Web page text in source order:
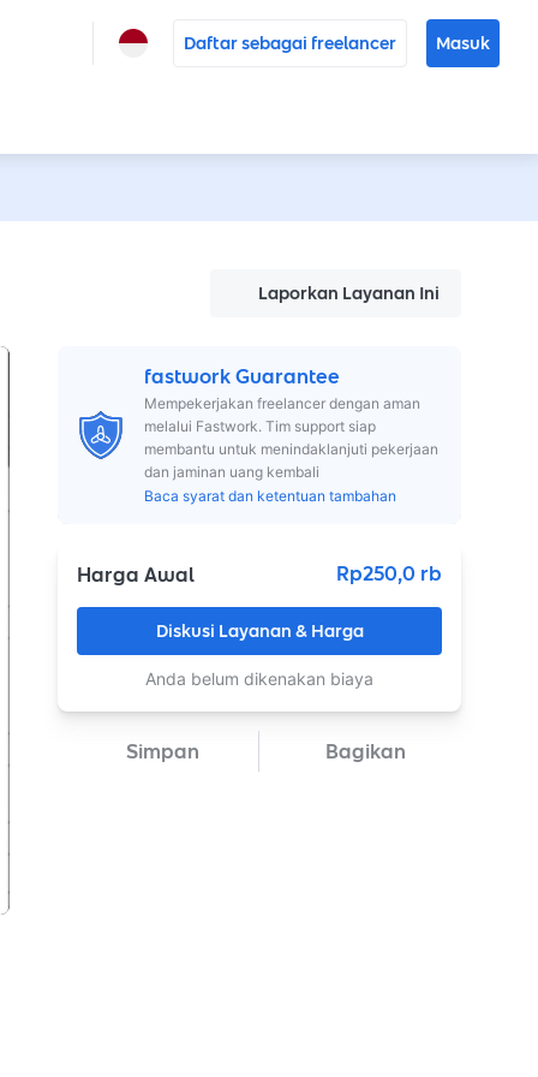
Daftar sebagai freelancer Masuk
Laporkan Layanan Ini
fastwork Guarantee
Mempekerjakan freelancer dengan aman
melalui Fastwork. Tim support siap
membantu untuk menindaklanjuti pekerjaan
dan jaminan uang kembali
Baca syarat dan ketentuan tambahan
Harga Awal Rp250,0 rb
Diskusi Layanan & Harga
Anda belum dikenakan biaya
Simpan Bagikan